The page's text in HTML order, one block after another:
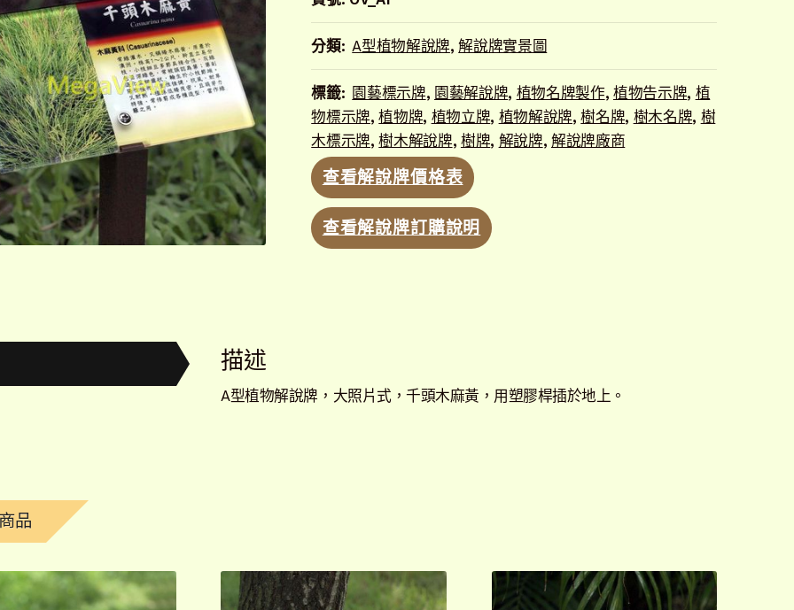
分類: A型植物解說牌,解說牌實景圖
標籤: 園藝標示牌, 園藝解說牌, 植物名牌製作, 植物告示牌, 植
物標示牌,植物牌, 植物立牌, 植物解說牌,樹名牌, 樹木名牌, 樹
木標示牌,樹木解說牌, 樹牌, 解說牌, 解說牌廠商
查看解說牌價格表
查看解說牌訂購說明
描述
A型植物解說牌，大照片式，千頭木麻黃，用塑膠桿插於地上。
品